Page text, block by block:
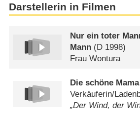
Darstellerin in Filmen
Nur ein toter
Mann (D 1998)
Frau Wontura
Die schöne Mama
Verkäuferin/​
„Der Wind, der